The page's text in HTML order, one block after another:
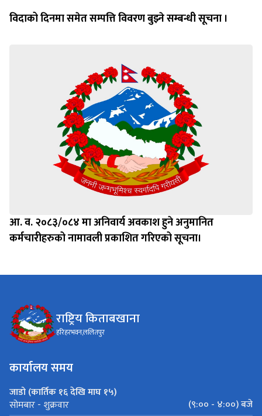
विदाको दिनमा समेत सम्पत्ति विवरण बुझ्ने सम्बन्धी सूचना ।
आ. व. २०८३/०८४ मा अनिवार्य अवकाश हुने अनुमानित
कर्मचारीहरुको नामावली प्रकाशित गरिएको सूचना।
राष्ट्रिय किताबखाना
हरिहरभवन,ललितपुर
कार्यालय समय
जाडो (कार्तिक १६ देखि माघ १५)
सोमबार - शुक्रवार
(९:०० - ४:००) बजे